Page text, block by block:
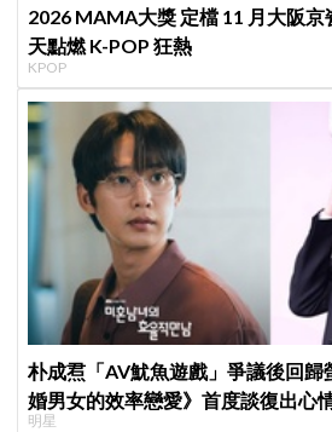
2026 MAMA大獎 定檔 11 月大阪
天點燃 K-POP 狂熱
KPOP
朴成焄「AV魷魚遊戲」爭議後回歸
婚男女的效率戀愛》首度談復出心
明星